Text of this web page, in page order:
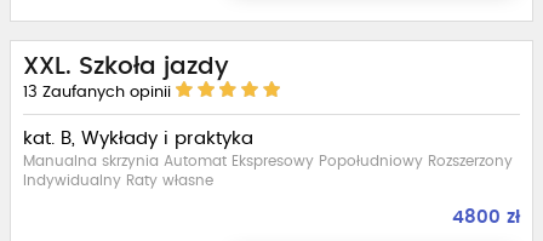
XXL. Szkoła jazdy
13 Zaufanych opinii
kat. B, Wykłady i praktyka
Manualna skrzynia Automat Ekspresowy Popołudniowy Rozszerzony
Indywidualny Raty własne
4800 zł